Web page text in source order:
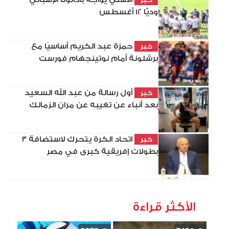
وديًّا 12 أغسطس
خبر
حمزة عبد الكريم أساسيًا مع
برشلونة أمام نوتينجهام فورست
خبر
أول رسالة من عبد الله السعيد
بعد أنباء عن تغيبه عن مران الزمالك
خبر
اتحاد الكرة يتحرك لاستضافة 3
بطولات إفريقية كبرى في مصر
الأكثر قراءة